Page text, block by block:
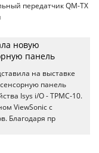
передатчик QM-TX
новую
панель
на выставке
панель
Isys i/O - TPMC-10.
ViewSonic с
Благодаря пр